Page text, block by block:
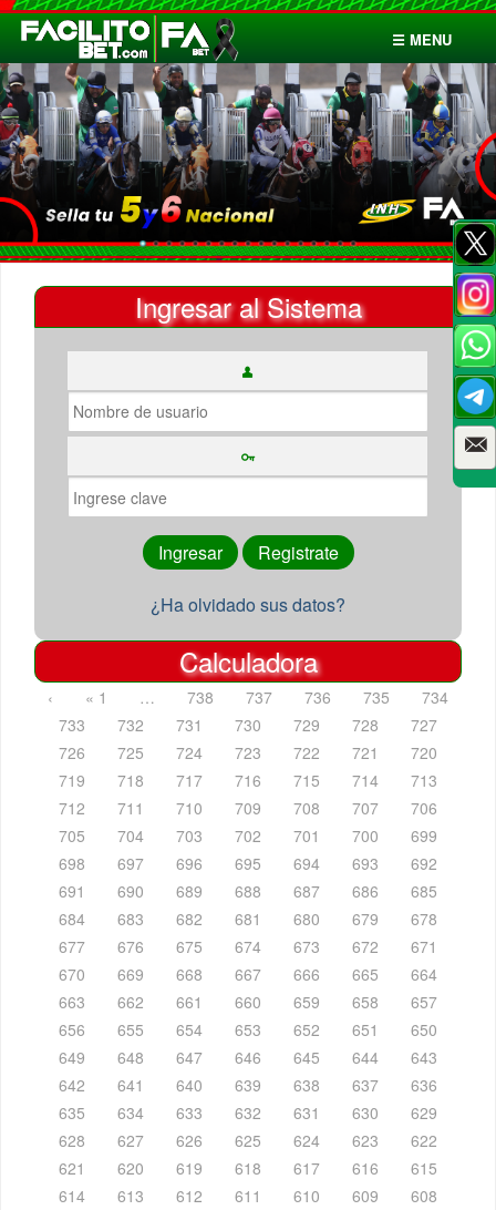
☰ MENU
Inicio
Apuestas
Cuentas
Ingresar al Sistema
¿Ha olvidado sus datos?
Calculadora
‹ « 1 … 738 737 736 735
734
733
732 731 730 729 728
727
726
725 724 723 722 721
720
719
718 717 716 715 714
713
712
711 710 709 708 707
706
705
704 703 702 701 700
699
698
697 696 695 694 693
692
691
690 689 688 687 686
685
684
683 682 681 680 679
678
677
676 675 674 673 672
671
670
669 668 667 666 665
664
663
662 661 660 659 658
657
656
655 654 653 652 651
650
649
648 647 646 645 644
643
642
641 640 639 638 637
636
635
634 633 632 631 630
629
628
627 626 625 624 623
622
621
620 619 618 617 616
615
614
613 612 611 610 609
608